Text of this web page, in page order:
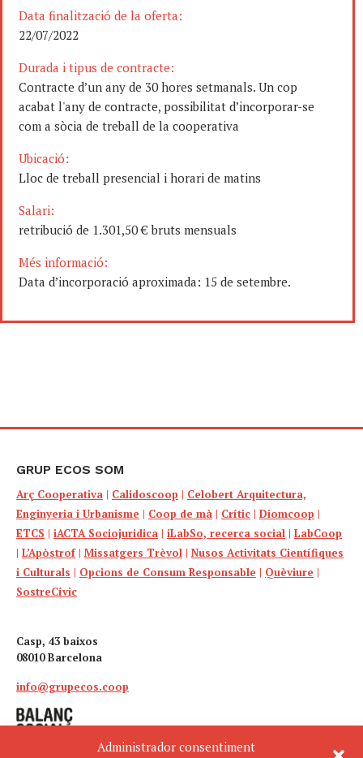
Administrador consentiment
Data finalització de la oferta:
22/07/2022
Durada i tipus de contracte:
Contracte d’un any de 30 hores setmanals. Un cop
acabat l'any de contracte, possibilitat d’incorporar-se
com a sòcia de treball de la cooperativa
Ubicació:
Lloc de treball presencial i horari de matins
Salari:
retribució de 1.301,50 € bruts mensuals
Més informació:
Data d’incorporació aproximada: 15 de setembre.
GRUP ECOS SOM
Arç Cooperativa | Calidoscoop | Celobert Arquitectura,
Enginyeria i Urbanisme | Coop de mà | Crític | Diomcoop |
ETCS | iACTA Sociojuridica | iLabSo, recerca social | LabCoop
| L’Apòstrof| Missatgers Trèvol | Nusos Activitats Científiques
i Culturals | Opcions de Consum Responsable | Quèviure |
SostreCívic
Casp, 43 baixos
08010 Barcelona
info@grupecos.coop